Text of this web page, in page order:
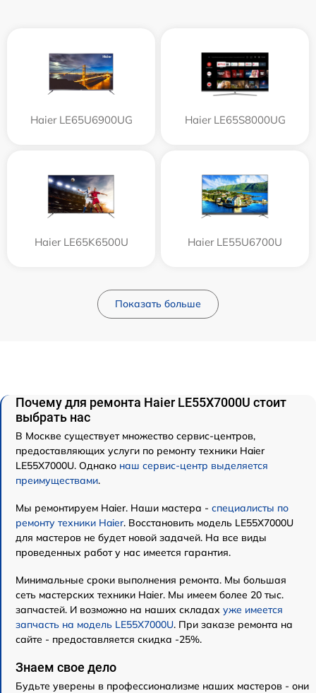
Haier LE65U6900UG Haier LE65S8000UG
Haier LE65K6500U Haier LE55U6700U
Показать больше
Почему для ремонта Haier LE55X7000U стоит
выбрать нас
В Москве существует множество сервис-центров,
предоставляющих услуги по ремонту техники Haier
LE55X7000U. Однако наш сервис-центр выделяется
преимуществами.
Мы ремонтируем Haier. Наши мастера - специалисты по
ремонту техники Haier. Восстановить модель LE55X7000U
для мастеров не будет новой задачей. На все виды
проведенных работ у нас имеется гарантия.
Минимальные сроки выполнения ремонта. Мы большая
сеть мастерских техники Haier. Мы имеем более 20 тыс.
запчастей. И возможно на наших складах уже имеется
запчасть на модель LE55X7000U. При заказе ремонта на
сайте - предоставляется скидка -25%.
Знаем свое дело
Будьте уверены в профессионализме наших мастеров - они